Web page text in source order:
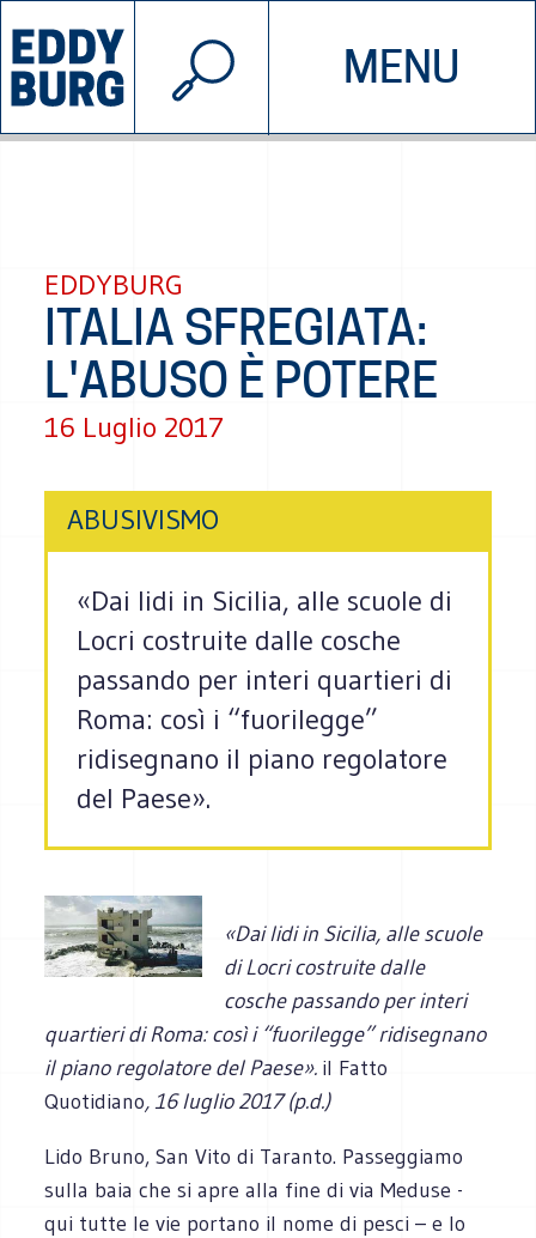
MENU
INIZIATIVE CHI SIAMO
© 2026 EDDYBURG
EDDYBURG
ITALIA SFREGIATA:
L'ABUSO È POTERE
16 Luglio 2017
ABUSIVISMO
«Dai lidi in Sicilia, alle scuole di
Locri costruite dalle cosche
passando per interi quartieri di
Roma: così i “fuorilegge”
ridisegnano il piano regolatore
del Paese».
«Dai lidi in Sicilia, alle scuole
di Locri costruite dalle
cosche passando per interi
quartieri di Roma: così i “fuorilegge” ridisegnano
il piano regolatore del Paese». il Fatto
Quotidiano, 16 luglio 2017 (p.d.)
Lido Bruno, San Vito di Taranto. Passeggiamo
sulla baia che si apre alla fine di via Meduse -
qui tutte le vie portano il nome di pesci – e lo